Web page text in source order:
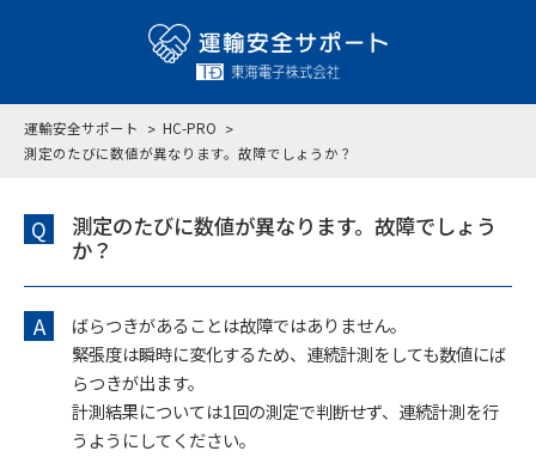
運輸安全サポート
HC-PRO
測定のたびに数値が異なります。故障でしょうか？
Q
測定のたびに数値が異なります。故障でしょう
か？
A
ばらつきがあることは故障ではありません。
緊張度は瞬時に変化するため、連続計測をしても数値にば
らつきが出ます。
計測結果については1回の測定で判断せず、連続計測を行
うようにしてください。